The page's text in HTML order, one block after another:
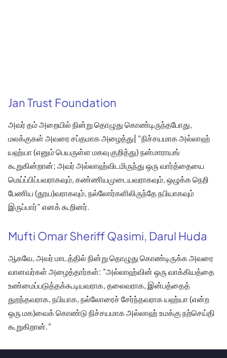
Jan Trust Foundation
அவர் தம் அறையில் நின்று தொழுது கொண்டிருந்தபோது,
மலக்குகள் அவரை சப்தமாக அழைத்து| “நிச்சயமாக அல்லாஹ்
யஹ்யா (எனும் பெயருள்ள மகவு குறித்து) நன்மாராயங்
கூறுகின்றான்; அவர் அல்லாஹ்விடமிருந்து ஒரு வார்த்தையை
மெய்ப்பிப்பவராகவும், கண்ணியமுடையவராகவும், ஒழுக்க நெறி
பேணிய (தூய)வராகவும், நல்லோர்களிலிருந்தே நபியாகவும்
இருப்பார்” எனக் கூறினர்.
Mufti Omar Sheriff Qasimi, Darul Huda
ஆகவே, அவர் மாடத்தில் நின்று தொழுது கொண்டிருக்க அவரை
வானவர்கள் அழைத்தார்கள்: "அல்லாஹ்வின் ஒரு வாக்கியத்தை
உண்மைப்படுத்தக்கூடியவராக, தலைவராக, இன்பத்தைத்
துறந்தவராக, நபியாக, நல்லோரைச் சேர்ந்தவராக யஹ்யா (என்ற
ஒரு மக)வைக் கொண்டு நிச்சயமாக அல்லாஹ் உமக்கு நற்செய்தி
கூறுகிறான்."